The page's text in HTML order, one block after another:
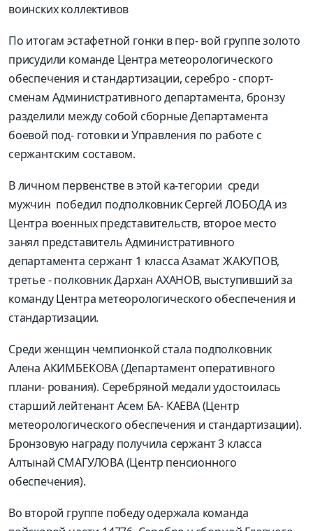
воинских коллективов
По итогам эстафетной гонки в пер- вой группе золото
присудили команде Центра метеорологического
обеспечения и стандартизации, серебро - спорт-
сменам Административного департамента, бронзу
разделили между собой сборные Департамента
боевой под- готовки и Управления по работе с
сержантским составом.
В личном первенстве в этой ка-тегории среди
мужчин победил подполковник Сергей ЛОБОДА из
Центра военных представительств, второе место
занял представитель Административного
департамента сержант 1 класса Азамат ЖАКУПОВ,
третье - полковник Дархан АХАНОВ, выступивший за
команду Центра метеорологического обеспечения и
стандартизации.
Среди женщин чемпионкой стала подполковник
Алена АКИМБЕКОВА (Департамент оперативного
плани- рования). Серебряной медали удостоилась
старший лейтенант Асем БА- КАЕВА (Центр
метеорологического обеспечения и стандартизации).
Бронзовую награду получила сержант 3 класса
Алтынай СМАГУЛОВА (Центр пенсионного
обеспечения).
Во второй группе победу одержала команда